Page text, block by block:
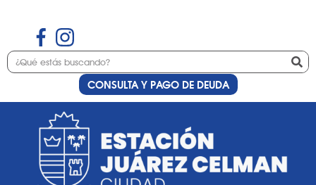
CONSULTA Y PAGO DE DEUDA